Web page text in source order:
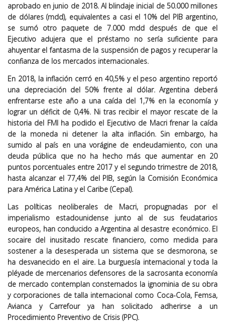
aprobado en junio de 2018. Al blindaje inicial de 50.000 millones
de dólares (mdd), equivalentes a casi el 10% del PIB argentino,
se sumó otro paquete de 7.000 mdd después de que el
Ejecutivo adujera que el préstamo no sería suficiente para
ahuyentar el fantasma de la suspensión de pagos y recuperar la
confianza de los mercados internacionales.
En 2018, la inflación cerró en 40,5% y el peso argentino reportó
una depreciación del 50% frente al dólar. Argentina deberá
enfrentarse este año a una caída del 1,7% en la economía y
lograr un déficit de 0,4%. Ni tras recibir el mayor rescate de la
historia del FMI ha podido el Ejecutivo de Macri frenar la caída
de la moneda ni detener la alta inflación. Sin embargo, ha
sumido al país en una vorágine de endeudamiento, con una
deuda pública que no ha hecho más que aumentar en 20
puntos porcentuales entre 2017 y el segundo trimestre de 2018,
hasta alcanzar el 77,4% del PIB, según la Comisión Económica
para América Latina y el Caribe (Cepal).
Las políticas neoliberales de Macri, propugnadas por el
imperialismo estadounidense junto al de sus feudatarios
europeos, han conducido a Argentina al desastre económico. El
socaire del inusitado rescate financiero, como medida para
sostener a la desesperada un sistema que se desmorona, se
ha desvanecido en el aire. La burguesía internacional y toda la
pléyade de mercenarios defensores de la sacrosanta economía
de mercado contemplan consternados la ignominia de su obra
y corporaciones de talla internacional como Coca-Cola, Femsa,
Avianca y Carrefour ya han solicitado adherirse a un
Procedimiento Preventivo de Crisis (PPC).